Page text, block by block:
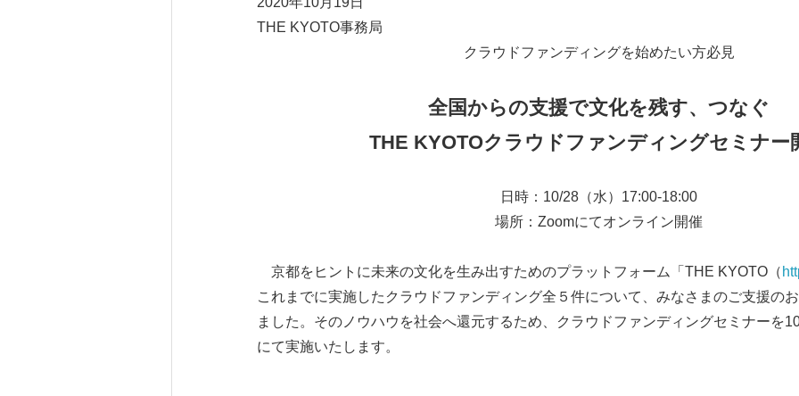
THE KYOTO事務局
クラウドファンディングを始めたい方必見
全国からの支援で文化を残す、つなぐ
THE KYOTOクラウドファンディングセミナー
日時：10/28（水）17:00-18:00
場所：Zoomにてオンライン開催
京都をヒントに未来の文化を生み出すためのプラットフォーム「THE KYOTO（
これまでに実施したクラウドファンディング全５件について、みなさまのご支援の
ました。そのノウハウを社会へ還元するため、クラウドファンディングセミナーを
にて実施いたします。